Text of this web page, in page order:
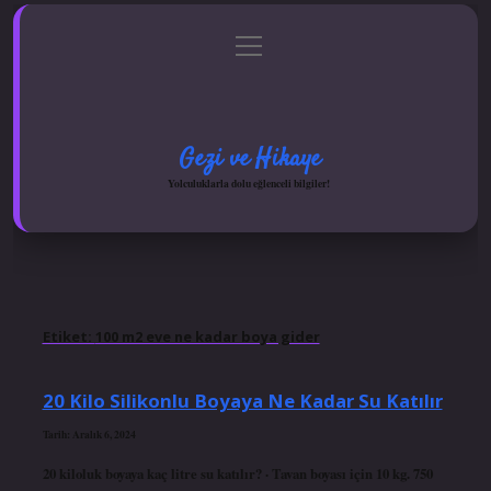
Gizlilik Politikası
menüyü
aç
Gezi ve Hikaye
Yolculuklarla dolu eğlenceli bilgiler!
Etiket: 100 m2 eve ne kadar boya gider
20 Kilo Silikonlu Boyaya Ne Kadar Su Katılır
Tarih: Aralık 6, 2024
20 kiloluk boyaya kaç litre su katılır? · Tavan boyası için 10 kg. 750